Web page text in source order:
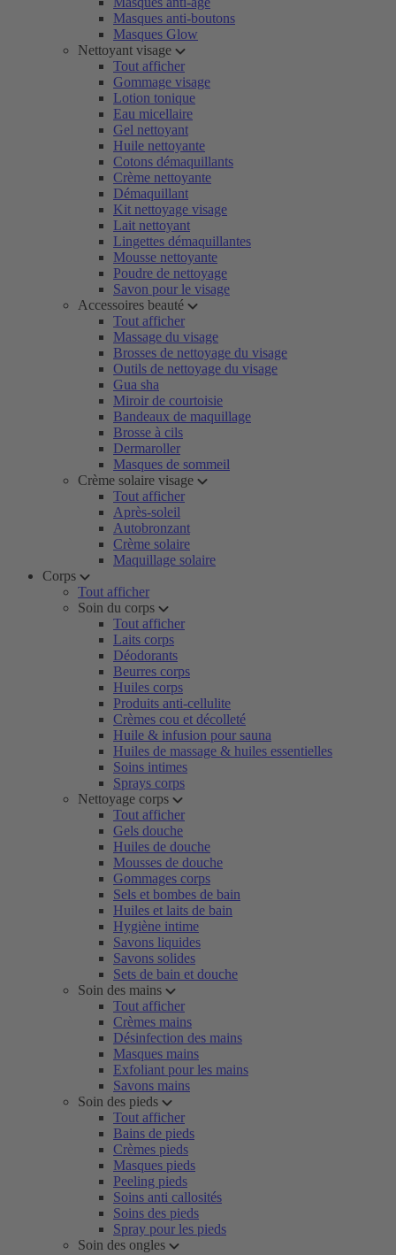
Masques anti-boutons
Masques Glow
Nettoyant visage
Tout afficher
Gommage visage
Lotion tonique
Eau micellaire
Gel nettoyant
Huile nettoyante
Cotons démaquillants
Crème nettoyante
Démaquillant
Kit nettoyage visage
Lait nettoyant
Lingettes démaquillantes
Mousse nettoyante
Poudre de nettoyage
Savon pour le visage
Accessoires beauté
Tout afficher
Massage du visage
Brosses de nettoyage du visage
Outils de nettoyage du visage
Gua sha
Miroir de courtoisie
Bandeaux de maquillage
Brosse à cils
Dermaroller
Masques de sommeil
Crème solaire visage
Tout afficher
Après-soleil
Autobronzant
Crème solaire
Maquillage solaire
Corps
Tout afficher
Soin du corps
Tout afficher
Laits corps
Déodorants
Beurres corps
Huiles corps
Produits anti-cellulite
Crèmes cou et décolleté
Huile & infusion pour sauna
Huiles de massage & huiles essentielles
Soins intimes
Sprays corps
Nettoyage corps
Tout afficher
Gels douche
Huiles de douche
Mousses de douche
Gommages corps
Sels et bombes de bain
Huiles et laits de bain
Hygiène intime
Savons liquides
Savons solides
Sets de bain et douche
Soin des mains
Tout afficher
Crèmes mains
Désinfection des mains
Masques mains
Exfoliant pour les mains
Savons mains
Soin des pieds
Tout afficher
Bains de pieds
Crèmes pieds
Masques pieds
Peeling pieds
Soins anti callosités
Soins des pieds
Spray pour les pieds
Soin des ongles